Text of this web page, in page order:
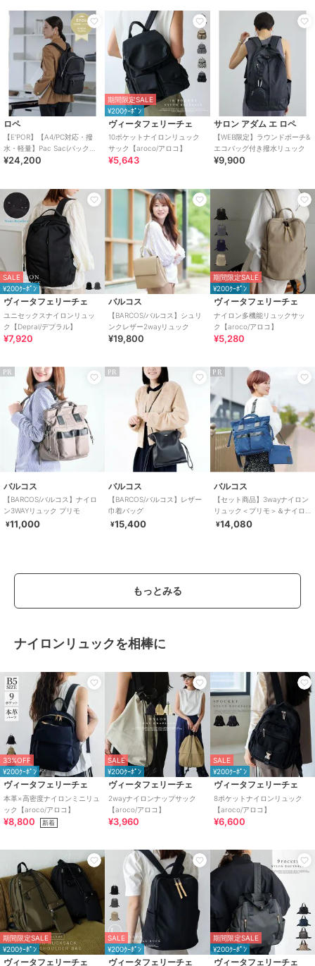
ロペ
【E'POR】【A4/PC対応・撥
水・軽量】Pac Sac(パックサ
ック)/累計15，000点販売・
¥24,200
期間限定SALE
¥200ｸｰﾎﾟﾝ
ヴィータフェリーチェ
10ポケットナイロンリュック
サック【aroco/アロコ】
¥5,643
サロン アダム エ ロペ
【WEB限定】ラウンドポーチ&
エコバッグ付き撥水リュック
¥9,900
SALE
¥200ｸｰﾎﾟﾝ
ヴィータフェリーチェ
ユニセックスナイロンリュッ
ク【Depral/デプラル】
¥7,920
バルコス
【BARCOS/バルコス】シュリ
ンクレザー2wayリュック
¥19,800
期間限定SALE
¥200ｸｰﾎﾟﾝ
ヴィータフェリーチェ
ナイロン多機能リュックサッ
ク【aroco/アロコ】
¥5,280
PR
バルコス
【BARCOS/バルコス】ナイロ
ン3WAYリュック プリモ
¥11,000
PR
バルコス
【BARCOS/バルコス】レザー
巾着バッグ
¥15,400
PR
バルコス
【セット商品】3wayナイロン
リュック＜プリモ＞＆ナイロ
ンサコッシュ
¥14,080
もっとみる
ナイロンリュックを相棒に
33%OFF
¥200ｸｰﾎﾟﾝ
ヴィータフェリーチェ
本革×高密度ナイロンミニリュ
ック【aroco/アロコ】
¥8,800 新着
SALE
¥200ｸｰﾎﾟﾝ
ヴィータフェリーチェ
2wayナイロンナップサック
【aroco/アロコ】
¥3,960
SALE
¥200ｸｰﾎﾟﾝ
ヴィータフェリーチェ
8ポケットナイロンリュック
【aroco/アロコ】
¥6,600
期間限定SALE
¥200ｸｰﾎﾟﾝ
ヴィータフェリーチェ
SALE
¥200ｸｰﾎﾟﾝ
ヴィータフェリーチェ
期間限定SALE
¥200ｸｰﾎﾟﾝ
ヴィータフェリーチェ